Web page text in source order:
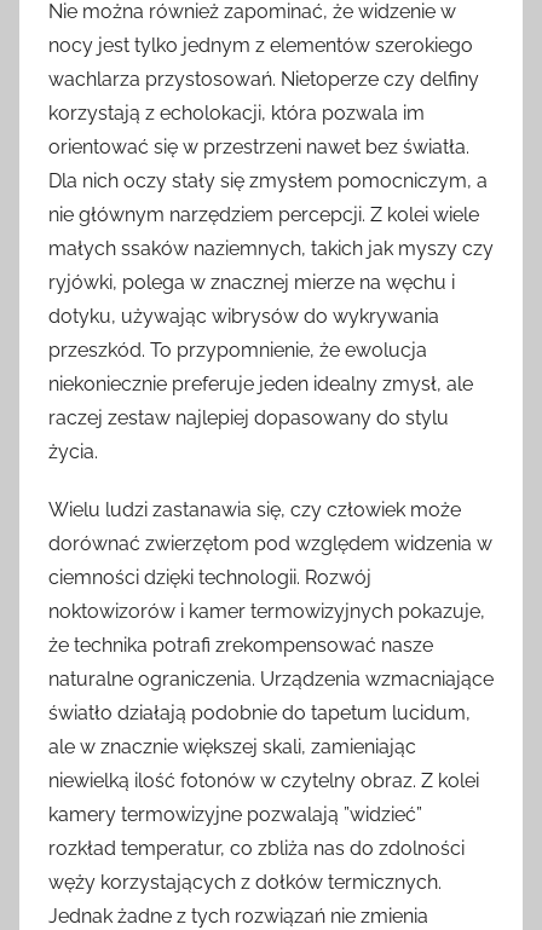
Nie można również zapominać, że widzenie w
nocy jest tylko jednym z elementów szerokiego
wachlarza przystosowań. Nietoperze czy delfiny
korzystają z echolokacji, która pozwala im
orientować się w przestrzeni nawet bez światła.
Dla nich oczy stały się zmysłem pomocniczym, a
nie głównym narzędziem percepcji. Z kolei wiele
małych ssaków naziemnych, takich jak myszy czy
ryjówki, polega w znacznej mierze na węchu i
dotyku, używając wibrysów do wykrywania
przeszkód. To przypomnienie, że ewolucja
niekoniecznie preferuje jeden idealny zmysł, ale
raczej zestaw najlepiej dopasowany do stylu
życia.
Wielu ludzi zastanawia się, czy człowiek może
dorównać zwierzętom pod względem widzenia w
ciemności dzięki technologii. Rozwój
noktowizorów i kamer termowizyjnych pokazuje,
że technika potrafi zrekompensować nasze
naturalne ograniczenia. Urządzenia wzmacniające
światło działają podobnie do tapetum lucidum,
ale w znacznie większej skali, zamieniając
niewielką ilość fotonów w czytelny obraz. Z kolei
kamery termowizyjne pozwalają ”widzieć”
rozkład temperatur, co zbliża nas do zdolności
węży korzystających z dołków termicznych.
Jednak żadne z tych rozwiązań nie zmienia